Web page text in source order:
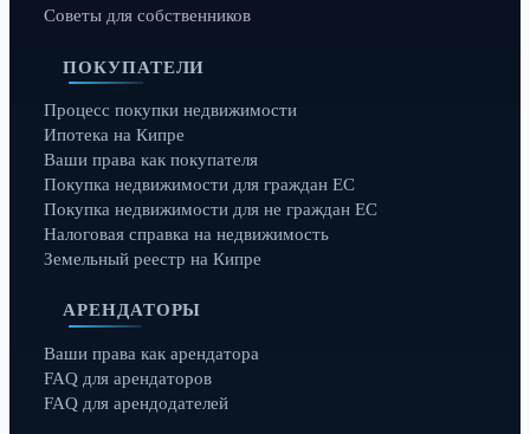
Советы для собственников
ПОКУПАТЕЛИ
Процесс покупки недвижимости
Ипотека на Кипре
Ваши права как покупателя
Покупка недвижимости для граждан ЕС
Покупка недвижимости для не граждан ЕС
Налоговая справка на недвижимость
Земельный реестр на Кипре
АРЕНДАТОРЫ
Ваши права как арендатора
FAQ для арендаторов
FAQ для арендодателей